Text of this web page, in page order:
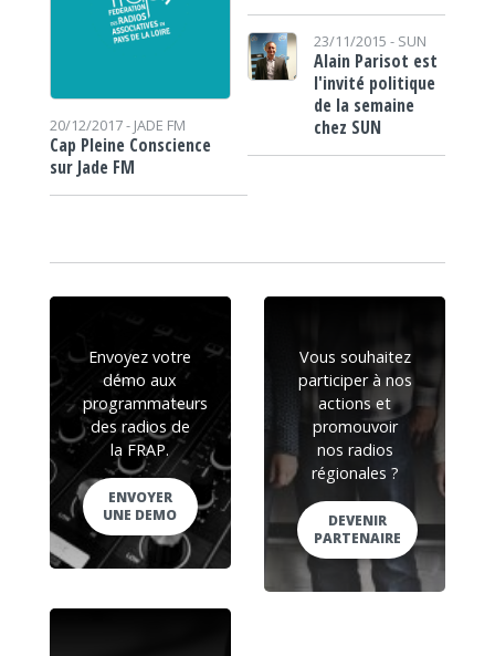
20/12/2017 - JADE FM
Cap Pleine Conscience
sur Jade FM
23/11/2015 - SUN
Alain Parisot est
l'invité politique
de la semaine
chez SUN
Envoyez votre
démo aux
programmateurs
des radios de
la FRAP.
ENVOYER
UNE DEMO
Vous souhaitez
participer à nos
actions et
promouvoir
nos radios
régionales ?
DEVENIR
PARTENAIRE